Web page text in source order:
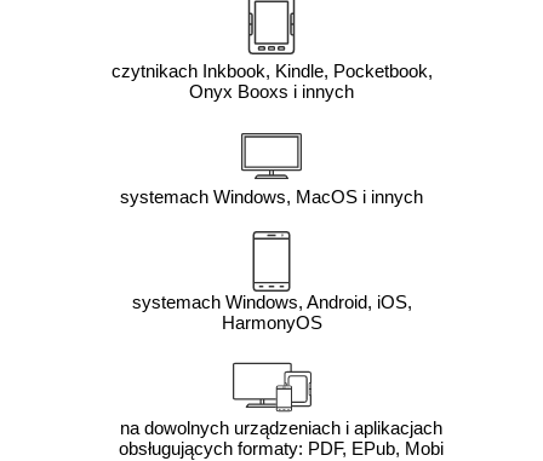
czytnikach Inkbook, Kindle, Pocketbook,
Onyx Booxs i innych
systemach Windows, MacOS i innych
systemach Windows, Android, iOS,
HarmonyOS
na dowolnych urządzeniach i aplikacjach
obsługujących formaty: PDF, EPub, Mobi